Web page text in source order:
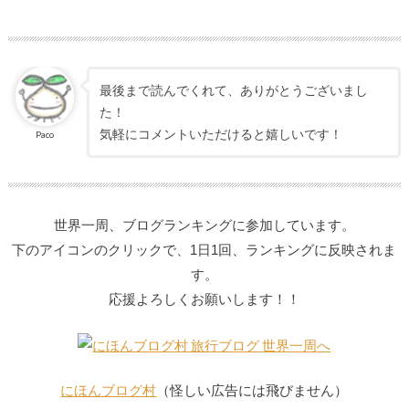
Paco
最後まで読んでくれて、ありがとうございまし
た！
気軽にコメントいただけると嬉しいです！
世界一周、ブログランキングに参加しています。
下のアイコンのクリックで、1日1回、ランキングに反映されま
す。
応援よろしくお願いします！！
にほんブログ村 （怪しい広告には飛びません）